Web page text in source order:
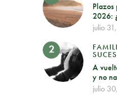
Plazos
2026:
julio
A
y no
julio